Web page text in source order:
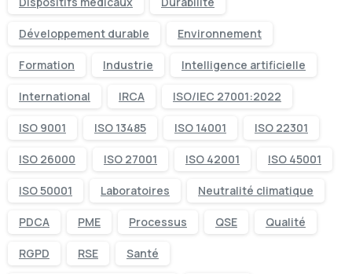
Développement durable Environnement
Formation Industrie Intelligence artificielle
International IRCA ISO/IEC 27001:2022
ISO 9001 ISO 13485 ISO 14001 ISO 22301
ISO 26000 ISO 27001 ISO 42001 ISO 45001
ISO 50001 Laboratoires Neutralité climatique
PDCA PME Processus QSE Qualité
RGPD RSE Santé